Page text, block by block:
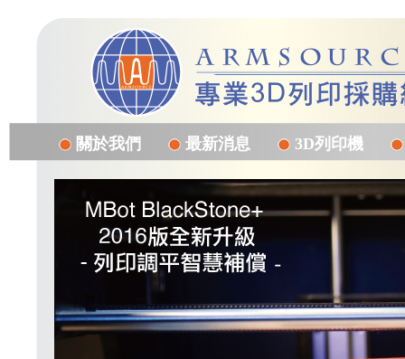
關於我們 最新消息 3D列印機